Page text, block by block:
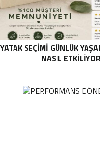
YATAK SEÇIMI GÜNLÜK
NASIL